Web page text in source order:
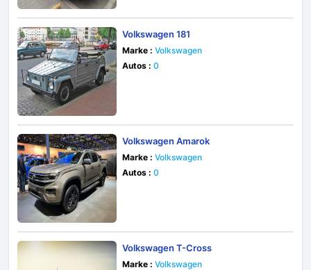
Volkswagen 181
Marke : Volkswagen
Autos : 0
Volkswagen Amarok
Marke : Volkswagen
Autos : 0
Volkswagen T-Cross
Marke : Volkswagen